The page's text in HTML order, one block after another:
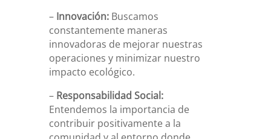
– Innovación:Buscamos
constantemente maneras
innovadoras de mejorar nuestras
operaciones y minimizar nuestro
impacto ecológico.
– Responsabilidad Social:
Entendemos la importancia de
contribuir positivamente a la